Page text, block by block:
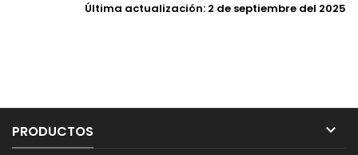
Última actualización: 2 de septiembre del 2025
PRODUCTOS 